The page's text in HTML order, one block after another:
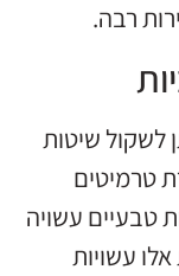
רבה.
לשקול שיטות
טרמיטים
טבעיים עשויה
עשויות